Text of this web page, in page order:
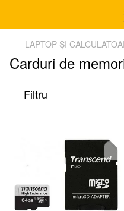
LAPTOP ȘI
Carduri de
Filtru